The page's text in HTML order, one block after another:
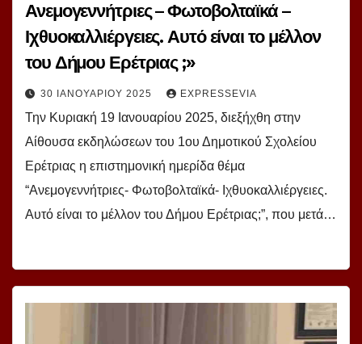
Ανεμογεννήτριες – Φωτοβολταϊκά –
Ιχθυοκαλλιέργειες. Αυτό είναι το μέλλον
του Δήμου Ερέτριας ;»
30 ΙΑΝΟΥΑΡΊΟΥ 2025 EXPRESSEVIA
Την Κυριακή 19 Ιανουαρίου 2025, διεξήχθη στην
Αίθουσα εκδηλώσεων του 1ου Δημοτικού Σχολείου
Ερέτριας η επιστημονική ημερίδα θέμα
“Ανεμογεννήτριες- Φωτοβολταϊκά- Ιχθυοκαλλιέργειες.
Αυτό είναι το μέλλον του Δήμου Ερέτριας;”, που μετά…